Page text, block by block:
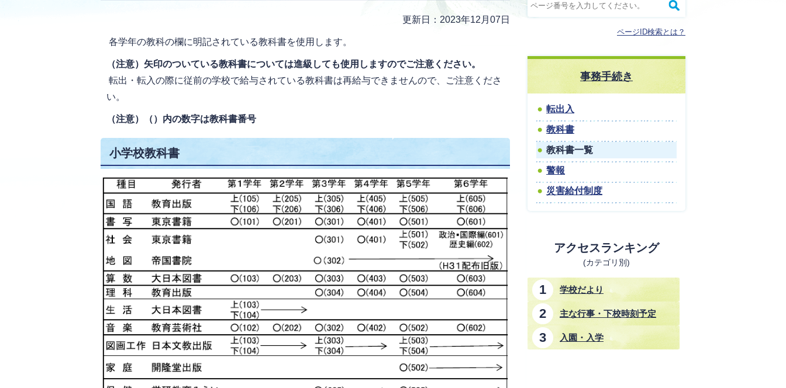
更新日：2023年12月07日
各学年の教科の欄に明記されている教科書を使用します。
（注意）矢印のついている教科書については進級しても使用しますのでご注意ください。
転出・転入の際に従前の学校で給与されている教科書は再給与できませんので、ご注意くださ
い。
（注意）（）内の数字は教科書番号
小学校教科書
ページID検索とは？
事務手続き
転出入
教科書
教科書一覧
警報
災害給付制度
アクセスランキング
(カテゴリ別)
学校だより
主な行事・下校時刻予定
入園・入学